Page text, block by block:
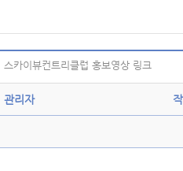
스카이뷰컨트리클럽 홍보영상 링크
관리자